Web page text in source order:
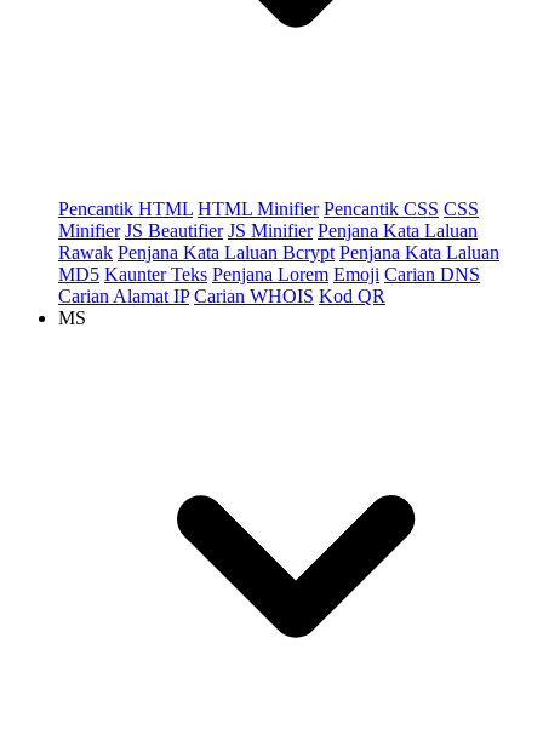
Pencantik HTML HTML Minifier Pencantik CSS CSS
Minifier JS Beautifier JS Minifier Penjana Kata Laluan
Rawak Penjana Kata Laluan Bcrypt Penjana Kata Laluan
MD5 Kaunter Teks Penjana Lorem Emoji Carian DNS
Carian Alamat IP Carian WHOIS Kod QR
MS